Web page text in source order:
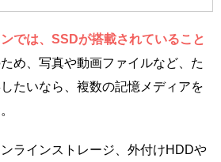
では、SSDが搭載されていること
め、写真や動画ファイルなど、た
たいなら、複数の記憶メディアを
ラインストレージ、外付けHDDや